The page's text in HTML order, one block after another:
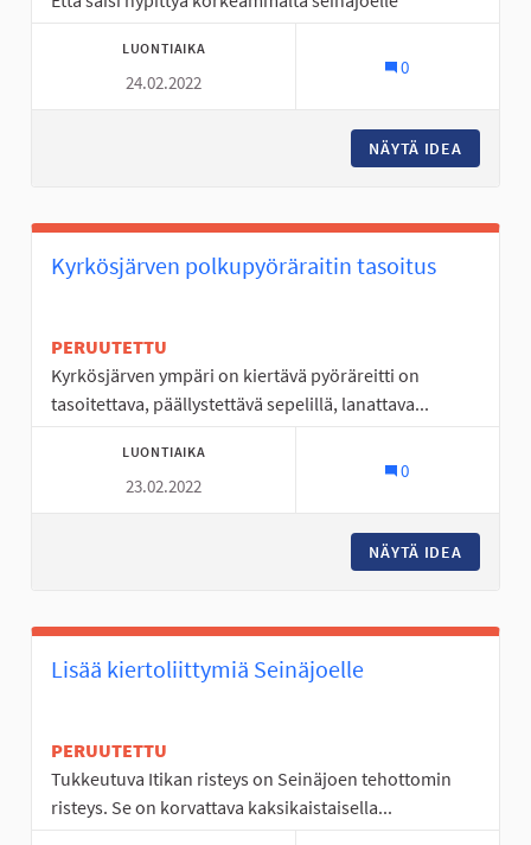
LUONTIAIKA
24.02.2022
0
NÄYTÄ IDEA
Kyrkösjärven polkupyöräraitin tasoitus
PERUUTETTU
Kyrkösjärven ympäri on kiertävä pyöräreitti on
tasoitettava, päällystettävä sepelillä, lanattava...
LUONTIAIKA
23.02.2022
0
NÄYTÄ IDEA
Lisää kiertoliittymiä Seinäjoelle
PERUUTETTU
Tukkeutuva Itikan risteys on Seinäjoen tehottomin
risteys. Se on korvattava kaksikaistaisella...